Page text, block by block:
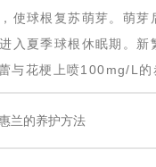
使球根复苏萌芽。萌
入夏季球根休眠期。
花梗上喷100mg/L的
兰的养护方法